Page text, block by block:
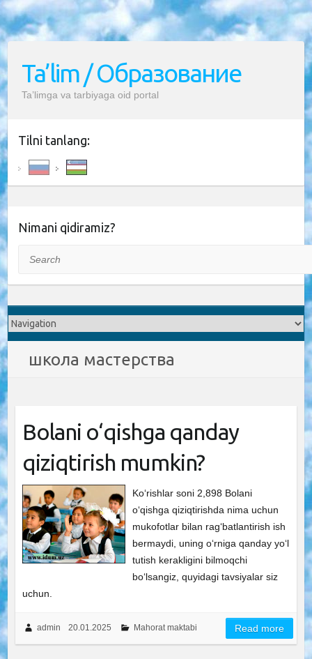
Ta’lim / Образование
Ta’limga va tarbiyaga oid portal
Tilni tanlang:
Nimani qidiramiz?
школа мастерства
Bolani o‘qishga qanday
qiziqtirish mumkin?
Ko‘rishlar soni 2,898 Bolani
o‘qishga qiziqtirishda nima uchun
mukofotlar bilan rag‘batlantirish ish
bermaydi, uning o‘rniga qanday yo‘l
tutish kerakligini bilmoqchi
bo‘lsangiz, quyidagi tavsiyalar siz
uchun.
admin 20.01.2025 Mahorat maktabi Read more